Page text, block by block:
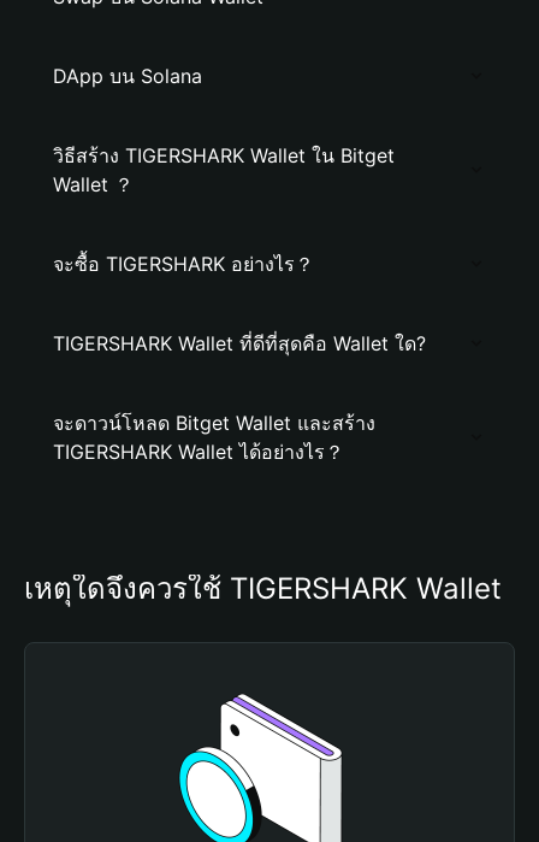
DApp บน Solana
วิธีสร้าง TIGERSHARK Wallet ใน Bitget
Wallet ？
จะซื้อ TIGERSHARK อย่างไร？
TIGERSHARK Wallet ที่ดีที่สุดคือ Wallet ใด?
จะดาวน์โหลด Bitget Wallet และสร้าง
TIGERSHARK Wallet ได้อย่างไร？
เหตุใดจึงควรใช้ TIGERSHARK Wallet